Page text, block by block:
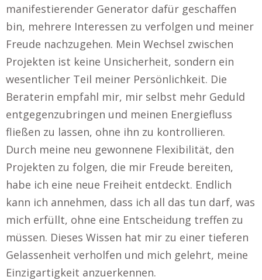
manifestierender Generator dafür geschaffen
bin, mehrere Interessen zu verfolgen und meiner
Freude nachzugehen. Mein Wechsel zwischen
Projekten ist keine Unsicherheit, sondern ein
wesentlicher Teil meiner Persönlichkeit. Die
Beraterin empfahl mir, mir selbst mehr Geduld
entgegenzubringen und meinen Energiefluss
fließen zu lassen, ohne ihn zu kontrollieren.
Durch meine neu gewonnene Flexibilität, den
Projekten zu folgen, die mir Freude bereiten,
habe ich eine neue Freiheit entdeckt. Endlich
kann ich annehmen, dass ich all das tun darf, was
mich erfüllt, ohne eine Entscheidung treffen zu
müssen. Dieses Wissen hat mir zu einer tieferen
Gelassenheit verholfen und mich gelehrt, meine
Einzigartigkeit anzuerkennen.